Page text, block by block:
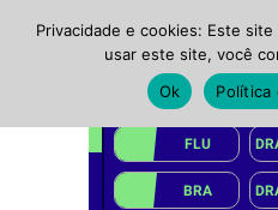
Privacidade e cookies: Este
usar este site, você
Ok
Política